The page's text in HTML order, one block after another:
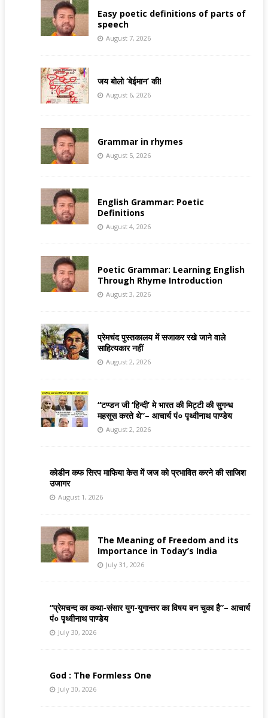
Easy poetic definitions of parts of
speech
August 7, 2026
जय बोलो ‘बेईमान’ की!
August 6, 2026
Grammar in rhymes
August 5, 2026
English Grammar: Poetic
Definitions
August 4, 2026
Poetic Grammar: Learning English
Through Rhyme Introduction
August 3, 2026
प्रेमचंद पुस्तकालय में सजाकर रखे जाने वाले
साहित्यकार नहीं
August 2, 2026
“टण्डन जी ‘हिन्दी’ मे भारत की मिट्टी की सुगन्ध
महसूस करते थे”– आचार्य पं० पृथ्वीनाथ पाण्डेय
August 2, 2026
कोडीन कफ सिरप माफिया केस में जज को प्रभावित करने की साजिश
उजागर
August 1, 2026
The Meaning of Freedom and its
Importance in Today’s India
July 31, 2026
“प्रेमचन्द का कथा-संसार युग-युगान्तर का विषय बन चुका है”– आचार्य
पं० पृथ्वीनाथ पाण्डेय
July 30, 2026
God : The Formless One
July 30, 2026